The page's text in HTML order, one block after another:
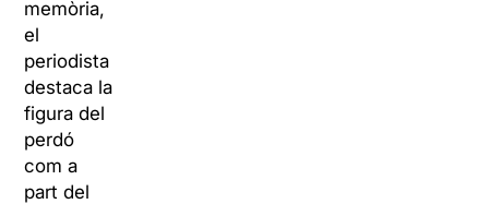
memòria,
el
periodista
destaca la
figura del
perdó
com a
part del